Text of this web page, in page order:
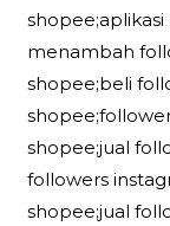
menambah
shopee;beli
shopee;jual
followers
shopee;jual